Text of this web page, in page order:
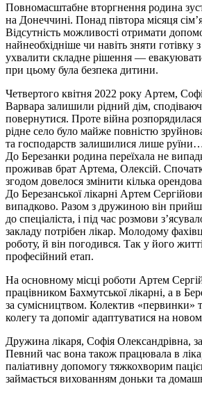
Повномасштабне вторгнення родина
на Донеччині. Понад півтора місяця
Відсутність можливості отримати
найнеобхідніше чи навіть зняти готівку
ухвалити складне рішення —
при цьому була безпека дитини.
Четвертого квітня 2022 року Артем,
Варвара залишили рідний дім,
повернутися. Проте війна
рідне село було майже повністю
та господарств залишилися лише
До Березанки родина переїхала не
проживав брат Артема, Олексій.
згодом довелося змінити кілька
До Березанської лікарні Артем
випадково. Разом з дружиною він
до спеціаліста, і під час розмови
закладу потрібен лікар. Молодому
роботу, й він погодився. Так у його
професійний етап.
На основному місці роботи Артем
працівником Бахмутської лікарні, а в
за сумісництвом. Колектив «первинки»
колегу та допоміг адаптуватися на
Дружина лікаря, Софія Олександрівна,
Певний час вона також працювала в
паліативну допомогу тяжкохворим
займається вихованням доньки та